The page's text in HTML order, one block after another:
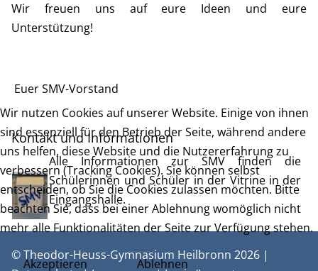
Wir freuen uns auf eure Ideen und eure
Unterstützung!
Euer SMV-Vorstand
Kontakt und Informationen
Alle Informationen zur SMV finden die
Schülerinnen und Schüler in der Vitrine in der
Eingangshalle.
© Theodor-Heuss-Gymnasium Heilbronn 2026 |
Wir nutzen Cookies auf unserer Website. Einige von ihnen
sind essenziell für den Betrieb der Seite, während andere
uns helfen, diese Website und die Nutzererfahrung zu
verbessern (Tracking Cookies). Sie können selbst
entscheiden, ob Sie die Cookies zulassen möchten. Bitte
beachten Sie, dass bei einer Ablehnung womöglich nicht
mehr alle Funktionalitäten der Seite zur Verfügung stehen.
Akzeptieren Ablehnen